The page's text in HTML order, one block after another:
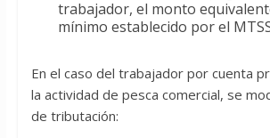
trabajador, el monto
mínimo establecido por el
En el caso del trabajador por cuenta
la actividad de pesca comercial, se
de tributación: